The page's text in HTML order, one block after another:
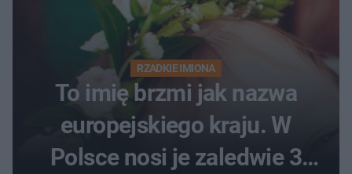
RZADKIE IMIONA
To imię brzmi jak nazwa
europejskiego kraju. W
Polsce nosi je zaledwie 3